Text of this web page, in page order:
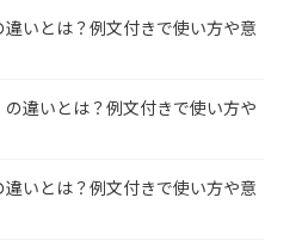
違いとは？例文付きで使い方や意
の違いとは？例文付きで使い方や
違いとは？例文付きで使い方や意